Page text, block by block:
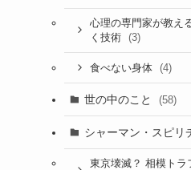
心理の専門家が教え
く技術
(3)
食べない身体 (4)
世の中のこと (58)
シャーマン・スピリ
東京壊滅？ 相模トラ